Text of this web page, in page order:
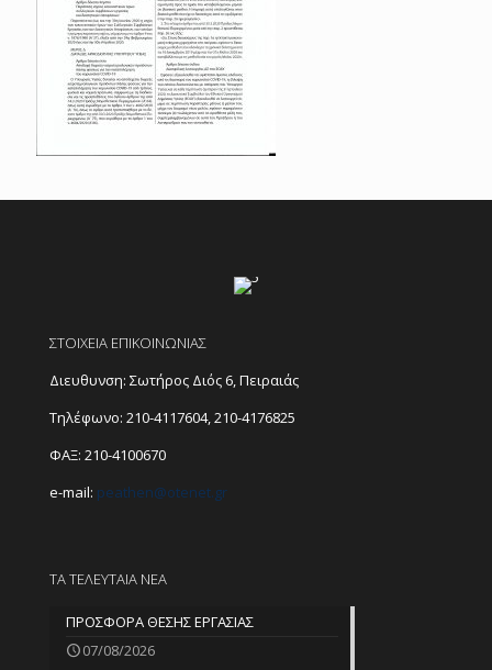
ΣΤΟΙΧΕΙΑ ΕΠΙΚΟΙΝΩΝΙΑΣ
Διευθυνση: Σωτήρος Διός 6, Πειραιάς
Τηλέφωνο: 210-4117604,210-4176825
ΦΑΞ: 210-4100670
e-mail: peathen@otenet.gr
ΤΑ ΤΕΛΕΥΤΑΙΑ ΝΕΑ
ΠΡΟΣΦΟΡΑ ΘΕΣΗΣ ΕΡΓΑΣΙΑΣ
07/08/2026